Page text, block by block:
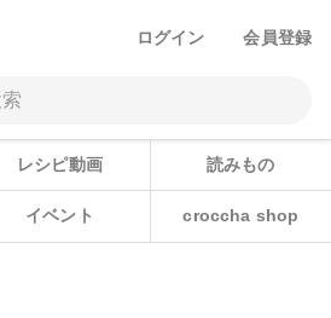
ログイン 会員登録
レシピ動画 読みもの
イベント croccha shop